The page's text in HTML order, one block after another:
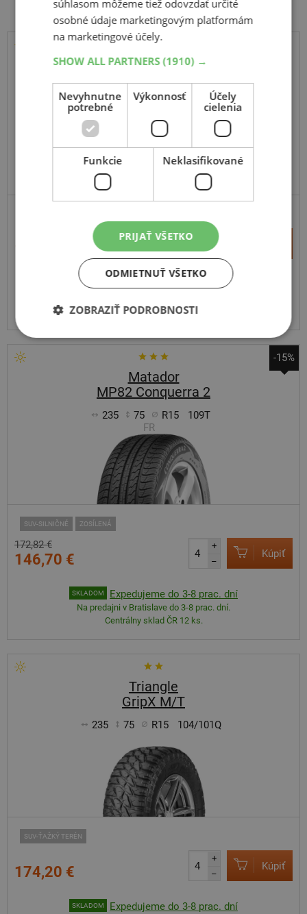
Triangle
AgileX A/T
235 R15 110/107S
–
SKLADOM Expedujeme do 3-8 prac. dní
Centrálny sklad ČR 12 ks.
-15%
Matador
MP82 Conquerra 2
235 75 R15
109T
FR
SUV-SILNIČNÉ ZOSÍLENÁ
172,82 €
146,70 €
+
–
Kúpiť
SKLADOM Expedujeme do 3-8 prac. dní
Na predajni v Bratislave do 3-8 prac. dní.
Centrálny sklad ČR 12 ks.
Triangle
GripX M/T
235 75 R15 104/101Q
SUV-ŤAŽKÝ TERÉN
174,20 €
+
–
Kúpiť
SKLADOM Expedujeme do 3-8 prac. dní
súhlasom môžeme tiež odovzdať určité
osobné údaje marketingovým platformám
na marketingové účely.
SHOW ALL PARTNERS(1910) →
Nevyhnutne
potrebné
Výkonnosť
Účely
cielenia
Funkcie Neklasifikované
PRIJAŤ VŠETKO
ODMIETNUŤ VŠETKO
ZOBRAZIŤ PODROBNOSTI